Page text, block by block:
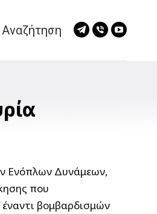
Αναζήτηση
Telegram
Viber
Ενόπλων Δυνάμεων,
που
βομβαρδισμών